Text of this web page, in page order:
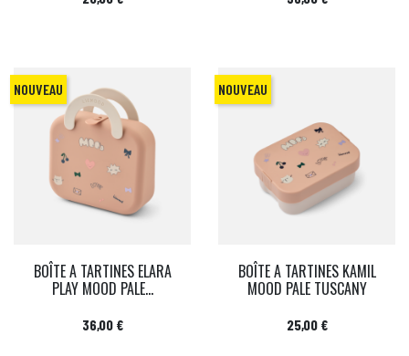
BOÎTE A TARTINES ELARA
PLAY MOOD PALE...
Prix
36,00 €
NOUVEAU
BOÎTE A TARTINES KAMIL
MOOD PALE TUSCANY
Prix
25,00 €
NOUVEAU